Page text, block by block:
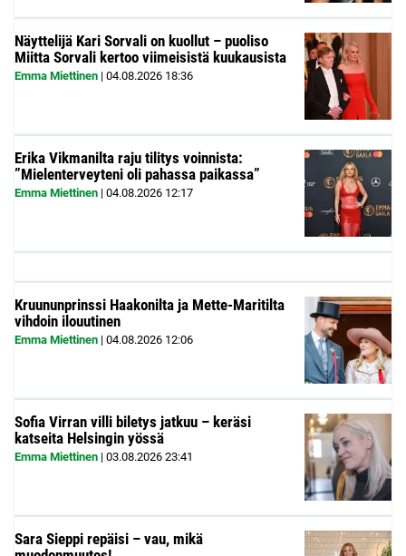
Näyttelijä Kari Sorvali on kuollut – puoliso
Miitta Sorvali kertoo viimeisistä kuukausista
Emma Miettinen | 04.08.2026 18:36
Erika Vikmanilta raju tilitys voinnista:
”Mielenterveyteni oli pahassa paikassa”
Emma Miettinen | 04.08.2026 12:17
Kruununprinssi Haakonilta ja Mette-Maritilta
vihdoin ilouutinen
Emma Miettinen | 04.08.2026 12:06
Sofia Virran villi biletys jatkuu – keräsi
katseita Helsingin yössä
Emma Miettinen | 03.08.2026 23:41
Sara Sieppi repäisi – vau, mikä